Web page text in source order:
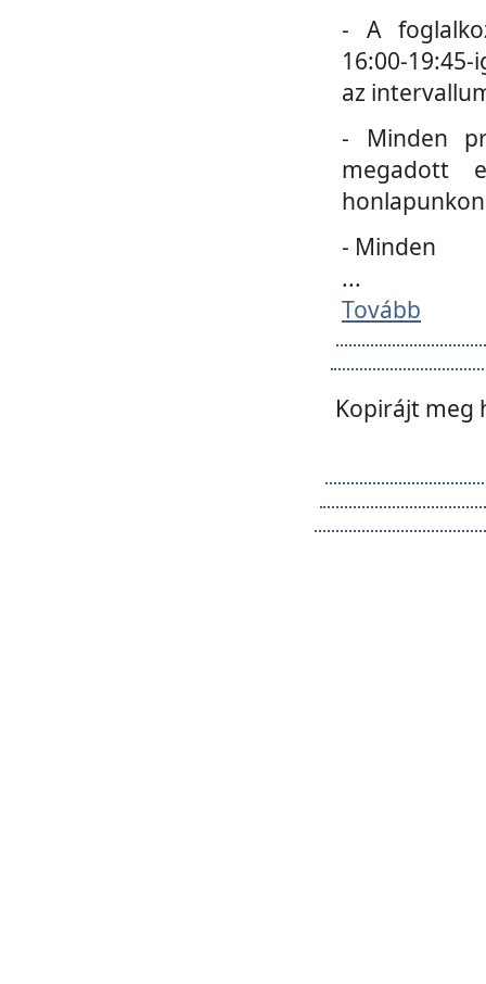
- A
16:00-
az
- Minden
megadott
- Minden
...
Tovább
Kopirájt meg